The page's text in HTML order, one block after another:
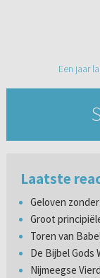
Een jaar
Laatste
Geloven
Groot
Toren van
De Bijbel Gods
Nijmeegse